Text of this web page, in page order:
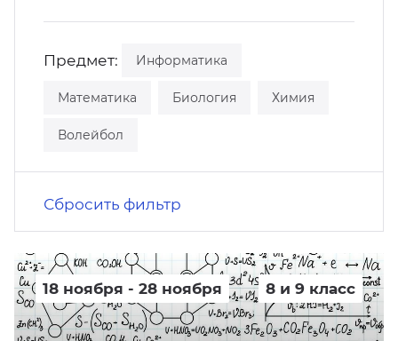
программы
Предмет: Информатика
Математика Биология Химия
Волейбол
Сбросить фильтр
18 ноября - 28 ноября 8 и 9 класс